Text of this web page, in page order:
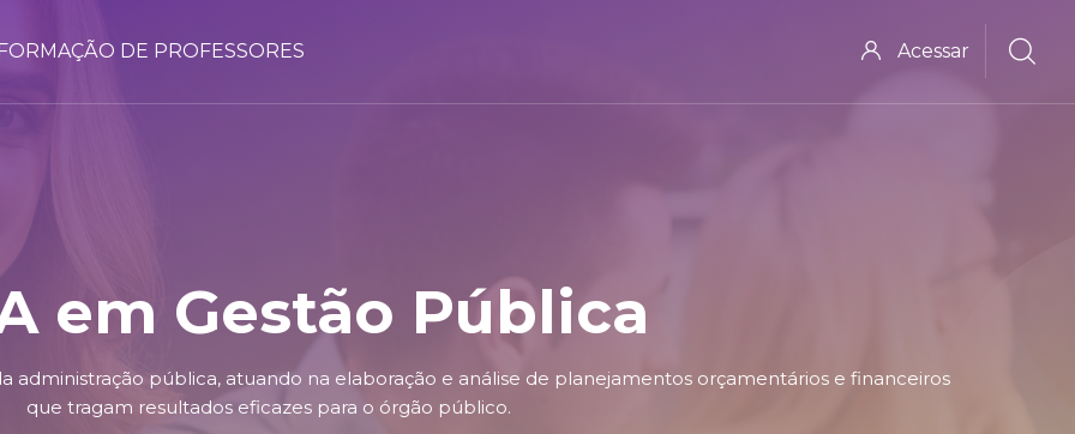
DE PROFESSORES Acessar
em Gestão Pública
administração pública, atuando na elaboração e análise de planejamentos orçamentários e financeiros
que tragam resultados eficazes para o órgão público.